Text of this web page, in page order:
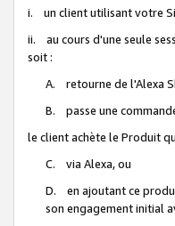
i. un client utilisant votre
ii. au cours d'une seule
soit :
A. retourne de l'Alexa
B. passe une
le client achète le Produit
C. via Alexa, ou
D. en ajoutant ce
son engagement initial